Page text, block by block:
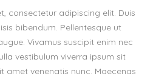
consectetur adipiscing elit. Duis
bibendum. Pellentesque ut
Vivamus suscipit enim nec
vestibulum viverra ipsum sit
amet venenatis nunc. Maecenas